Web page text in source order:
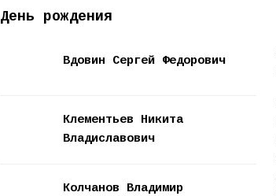
День рождения
Вдовин Сергей Федорович
Клементьев Никита
Владиславович
Колчанов Владимир